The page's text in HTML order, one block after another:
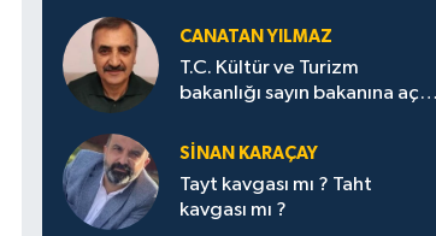
CANATAN YILMAZ
T.C. Kültür ve Turizm
bakanlığı sayın bakanına açık
SİNAN KARAÇAY
Tayt kavgası mı ? Taht
kavgası mı ?